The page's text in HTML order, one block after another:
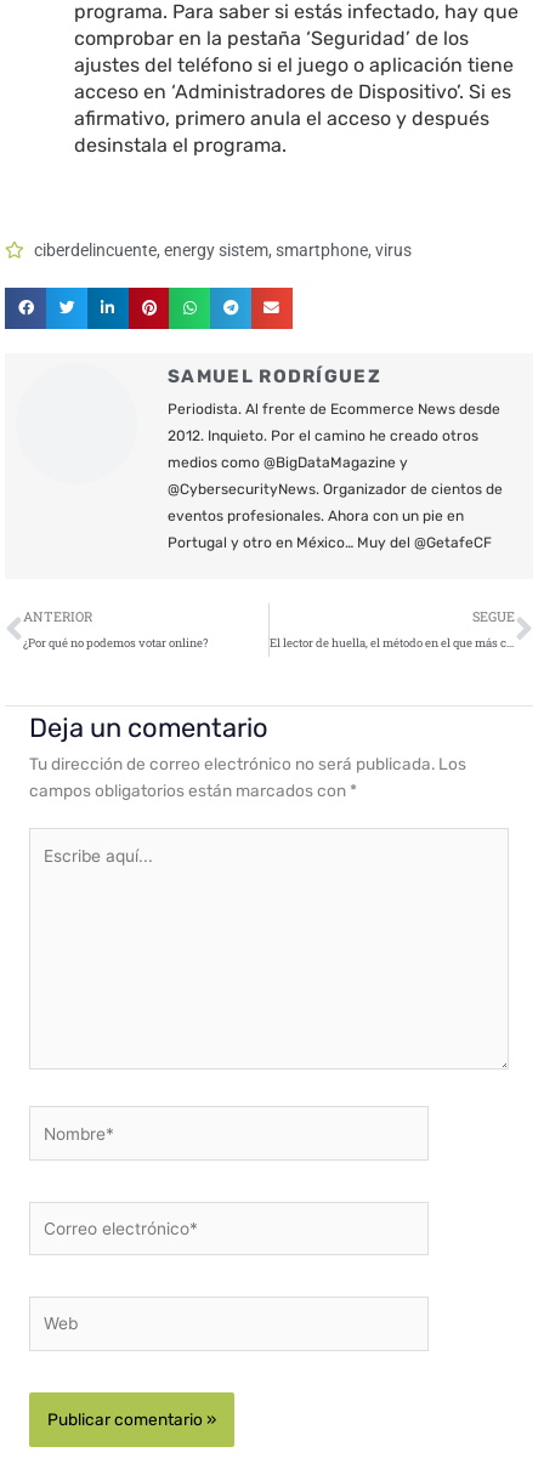
programa. Para saber si estás infectado, hay que
comprobar en la pestaña ‘Seguridad’ de los
ajustes del teléfono si el juego o aplicación tiene
acceso en ‘Administradores de Dispositivo’. Si es
afirmativo, primero anula el acceso y después
desinstala el programa.
ciberdelincuente,energy sistem, smartphone,virus
SAMUEL RODRÍGUEZ
Periodista. Al frente de Ecommerce News desde
2012. Inquieto. Por el camino he creado otros
medios como @BigDataMagazine y
@CybersecurityNews. Organizador de cientos de
eventos profesionales. Ahora con un pie en
Portugal y otro en México… Muy del @GetafeCF
Ant
ANTERIOR
¿Por qué no podemos votar online?
SEGUE
El lector de huella, el método en el que más confían las telcos para dar seguridad a sus clientes
Deja un comentario
Tu dirección de correo electrónico no será publicada. Los
campos obligatorios están marcados con *
aquí...
electrónico*